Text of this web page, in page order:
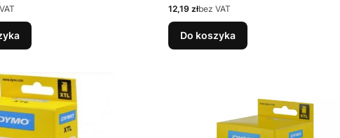
Cena
12,19 złbez VAT
Do koszyka